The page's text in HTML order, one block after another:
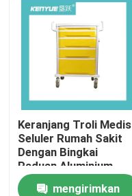
Tentang Kami
Tur Pabrik
Kontrol Kualitas
Hubungi Kami
Keranjang Troli Medis
Seluler Rumah Sakit
Dengan Bingkai
Paduan Aluminium
Kuning
mengirimkan